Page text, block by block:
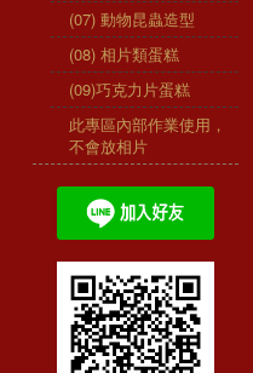
(07) 動物昆蟲造型
(08) 相片類蛋糕
(09)巧克力片蛋糕
此專區內部作業使用，
不會放相片